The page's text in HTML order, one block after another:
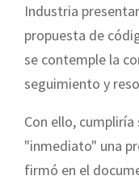
Industria
propuesta de
se contemple la
seguimiento y
Con ello,
"inmediato" una
firmó en el